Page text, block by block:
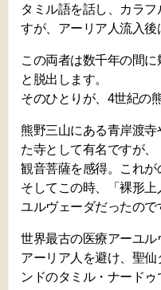
タミル語を話し、カラ
すが、アーリア人流入後
この両者は数千年の間
と脱出します。
そのひとりが、4世紀の
熊野三山にある青岸渡
た寺として有名ですが
観音菩薩を感得。これが
そしてこの時、「裸形
ユルヴェーダだったので
世界最古の医療アーユ
アーリア人を避け、聖
ンドのタミル・ナード